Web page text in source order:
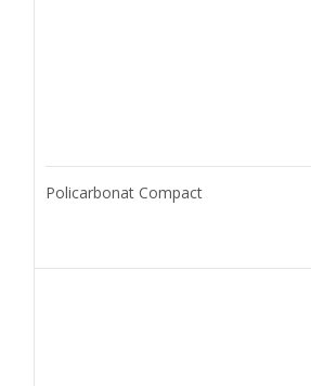
Policarbonat Compact